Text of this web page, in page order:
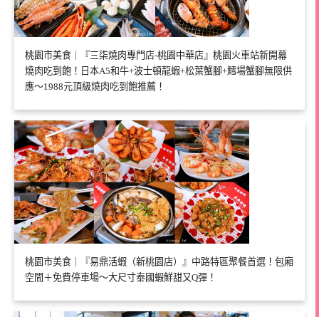
桃園市美食｜『三柒燒肉專門店-桃園中華店』桃園火車站新開幕
燒肉吃到飽！日本A5和牛+波士頓龍蝦+松葉蟹腳+鱈場蟹腳無限供
應～1988元頂級燒肉吃到飽推薦！
桃園市美食｜『易鼎活蝦（新桃園店）』中路特區聚餐首選！包廂
空間＋免費停車場～大尺寸泰國蝦鮮甜又Q彈！